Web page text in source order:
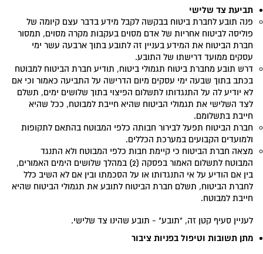
תביעת צד שלישי
פנה תובע לחברת ביטוח בבקשה לקבל מידע בדבר עצם קיומה של
פוליסה לביטוח אחריות של אדם מסוים בעקבות מקרה מסוים, תמסור
חברת הביטוח את המידע בעניין זה לתובע בתוך ארבעה עשר ימי
עסקים ממועד דרישתו של התובע.
דרש תובע מחברת ביטוח תגמולי ביטוח, תודיע חברת הביטוח למבוטח
בכתב בתוך שבעה ימי עסקים מיום הדרישה על התביעה כאמור וכי אם
לא יודיע לה על התנגדותו לתשלום הפיצוי בתוך שלושים ימים, תשלם
לצד השלישי את תגמולי הביטוח שהיא חייבת למבוטח, ככל שהיא
חייבת בתשלומם.
חברת הביטוח תפעל לבירור חבותה כלפי המבוטח בהתאם לתקופות
ולמועדים הקבועים במערכת הכללים.
מצאה חברת הביטוח כי קיימת חבות כלפי המבוטח ולא התנגד
המבוטח לתשלום האמור בפסקה (2) במהלך שלושים הימים האמורים,
בין אם הודיע על אי התנגדותו או על הסכמתו ובין אם לא השיב כלל
לחברת הביטוח, תשלם חברת הביטוח לתובע את תגמולי הביטוח שהיא
חייבת למבוטח.
לעניין סעיף קטן זה, "תובע" - תובע שהינו צד שלישי.
מתן תשובות וטיפול בפניות ציבור